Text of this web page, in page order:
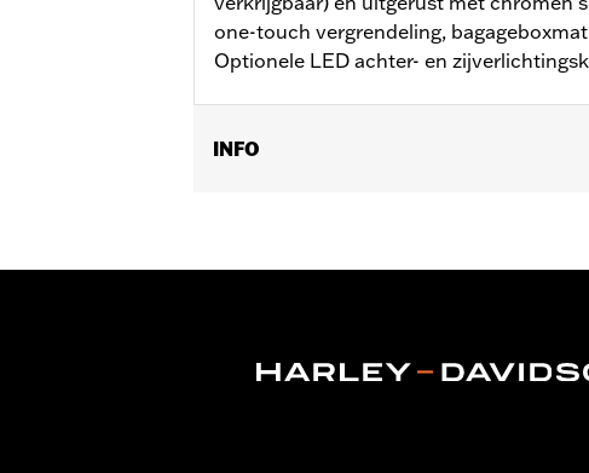
one-touch vergrendeling,
Optionele LED achter- en
INFO
dockinghardware is vereist. Aparte
aankoop van verwijderbare conversie
Additional Colors Available